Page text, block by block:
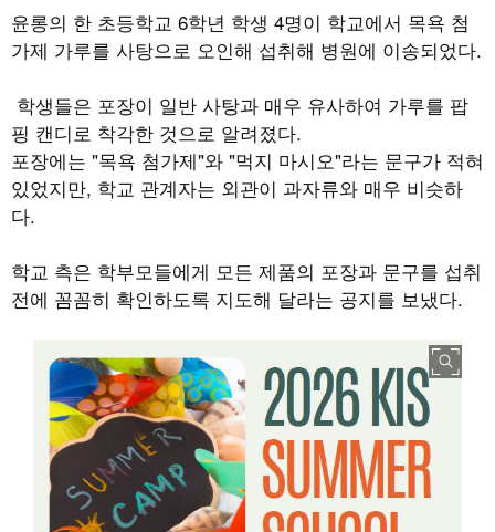
윤롱의 한 초등학교 6학년 학생 4명이 학교에서 목욕 첨
가제 가루를 사탕으로 오인해 섭취해 병원에 이송되었다.
학생들은 포장이 일반 사탕과 매우 유사하여 가루를 팝
핑 캔디로 착각한 것으로 알려졌다.
포장에는 "목욕 첨가제"와 "먹지 마시오"라는 문구가 적혀
있었지만, 학교 관계자는 외관이 과자류와 매우 비슷하
다.
학교 측은 학부모들에게 모든 제품의 포장과 문구를 섭취
전에 꼼꼼히 확인하도록 지도해 달라는 공지를 보냈다.